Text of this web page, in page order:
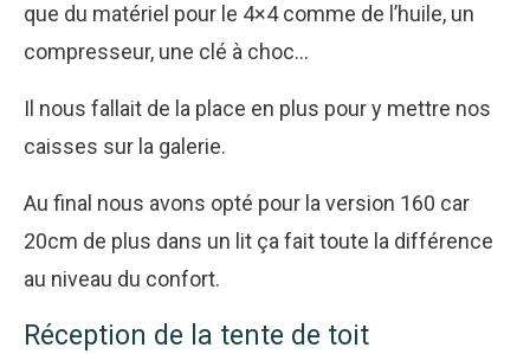
que du matériel pour le 4×4 comme de l’huile, un
compresseur, une clé à choc…
Il nous fallait de la place en plus pour y mettre nos
caisses sur la galerie.
Au final nous avons opté pour la version 160 car
20cm de plus dans un lit ça fait toute la différence
au niveau du confort.
Réception de la tente de toit